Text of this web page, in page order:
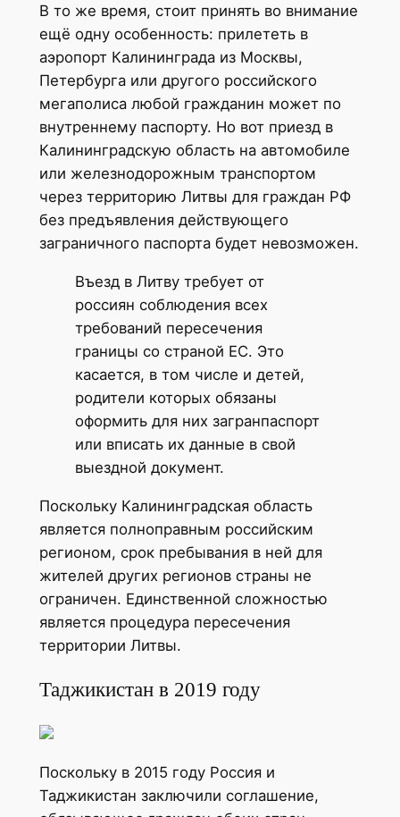
В то же время, стоит принять во внимание
ещё одну особенность: прилететь в
аэропорт Калининграда из Москвы,
Петербурга или другого российского
мегаполиса любой гражданин может по
внутреннему паспорту. Но вот приезд в
Калининградскую область на автомобиле
или железнодорожным транспортом
через территорию Литвы для граждан РФ
без предъявления действующего
заграничного паспорта будет невозможен.
Въезд в Литву требует от
россиян соблюдения всех
требований пересечения
границы со страной ЕС. Это
касается, в том числе и детей,
родители которых обязаны
оформить для них загранпаспорт
или вписать их данные в свой
выездной документ.
Поскольку Калининградская область
является полноправным российским
регионом, срок пребывания в ней для
жителей других регионов страны не
ограничен. Единственной сложностью
является процедура пересечения
территории Литвы.
Таджикистан в 2019 году
Поскольку в 2015 году Россия и
Таджикистан заключили соглашение,